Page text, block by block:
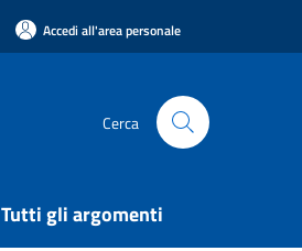
Accedi all'area personale
Cerca
Tutti gli argomenti